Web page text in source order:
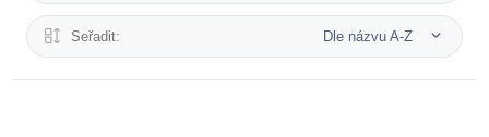
Seřadit: Dle názvu A-Z